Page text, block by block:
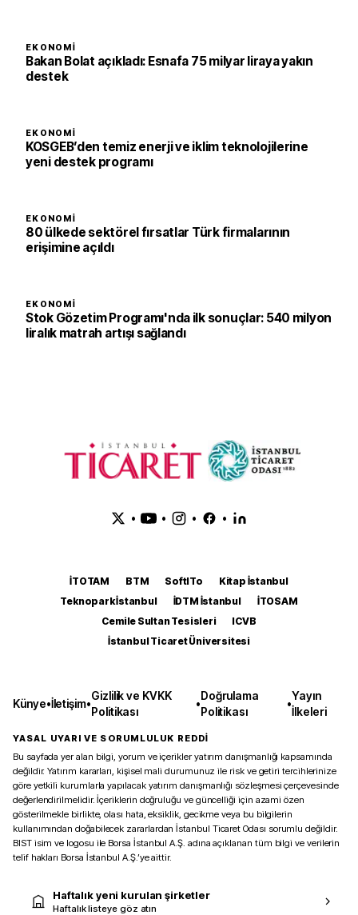
EKONOMI
Bakan Bolat açıkladı: Esnafa 75 milyar liraya yakın
destek
EKONOMI
KOSGEB’den temiz enerji ve iklim teknolojilerine
yeni destek programı
EKONOMI
80 ülkede sektörel fırsatlar Türk firmalarının
erişimine açıldı
EKONOMI
Stok Gözetim Programı'nda ilk sonuçlar: 540 milyon
liralık matrah artışı sağlandı
• • • •
İTOTAM BTM SoftITo
Kitap İstanbul
Teknopark İstanbul
İDTM İstanbul
İTOSAM
Cemile Sultan Tesisleri
ICVB
İstanbul Ticaret Üniversitesi
Künye•İletişim•
Gizlilik ve KVKK
Politikası
•
Doğrulama
Politikası
•
Yayın
İlkeleri
YASAL UYARI VE SORUMLULUK REDDİ
Bu sayfada yer alan bilgi, yorum ve içerikler yatırım danışmanlığı kapsamında
değildir. Yatırım kararları, kişisel mali durumunuz ile risk ve getiri tercihlerinize
göre yetkili kurumlarla yapılacak yatırım danışmanlığı sözleşmesi çerçevesinde
değerlendirilmelidir. İçeriklerin doğruluğu ve güncelliği için azami özen
gösterilmekle birlikte, olası hata, eksiklik, gecikme veya bu bilgilerin
kullanımından doğabilecek zararlardan İstanbul Ticaret Odası sorumlu değildir.
BIST isim ve logosu ile Borsa İstanbul A.Ş. adına açıklanan tüm bilgi ve verilerin
telif hakları Borsa İstanbul A.Ş.’ye aittir.
Haftalık yeni kurulan şirketler
Haftalık listeye göz atın